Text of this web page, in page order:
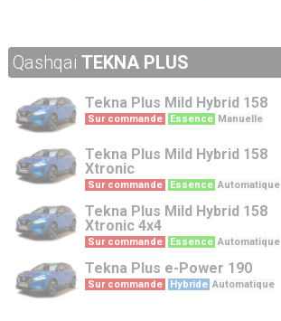
Qashqai TEKNA PLUS
Tekna Plus Mild Hybrid 158
Sur commande Essence Manuelle
Tekna Plus Mild Hybrid 158
Xtronic
Sur commande Essence Automatique
Tekna Plus Mild Hybrid 158
Xtronic 4x4
Sur commande Essence Automatique
Tekna Plus e-Power 190
Sur commande Hybride Automatique